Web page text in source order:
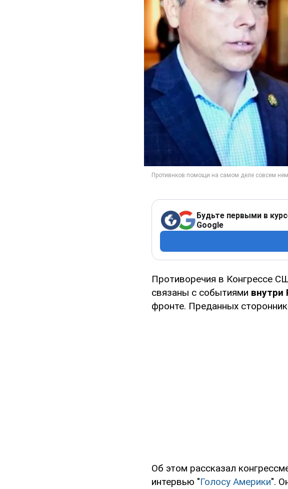
Будьте первыми в
Google
Противоречия в Конгрессе
связаны с событиями внутри
фронте. Преданных
Об этом рассказал
интервью "Голосу Америки".